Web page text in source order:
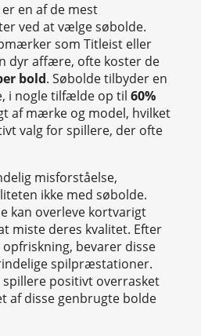
en af de mest
ved at vælge søbolde.
som Titleist eller
dyr affære, ofte koster de
bold. Søbolde tilbyder en
i nogle tilfælde op til 60%
af mærke og model, hvilket
valg for spillere, der ofte
misforståelse,
ikke med søbolde.
kan overleve kortvarigt
miste deres kvalitet. Efter
bevarer disse
spilpræstationer.
spillere positivt overrasket
af disse genbrugte bolde